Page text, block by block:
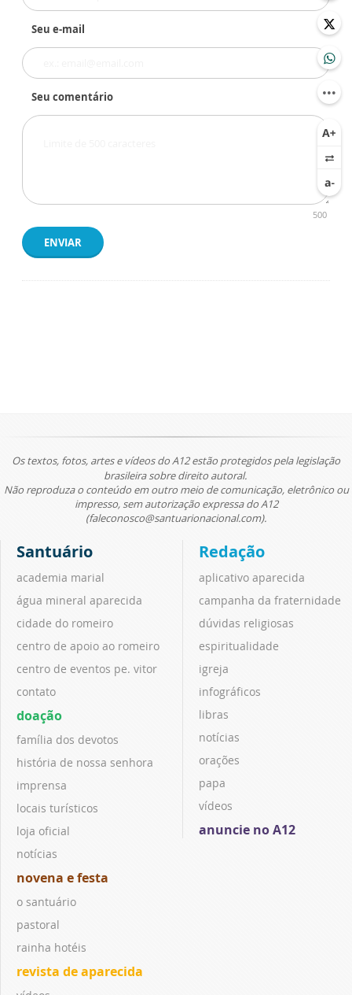
Seu e-mail
Seu comentário
500
ENVIAR
Os textos, fotos, artes e vídeos do A12 estão protegidos pela legislação
brasileira sobre direito autoral.
Não reproduza o conteúdo em outro meio de comunicação, eletrônico ou
impresso, sem autorização expressa do A12
(faleconosco@santuarionacional.com).
Santuário
academia marial
água mineral aparecida
cidade do romeiro
centro de apoio ao romeiro
centro de eventos pe. vitor
contato
doação
família dos devotos
história de nossa senhora
imprensa
locais turísticos
loja oficial
notícias
novena e festa
o santuário
pastoral
rainha hotéis
revista de aparecida
Redação
aplicativo aparecida
campanha da fraternidade
dúvidas religiosas
espiritualidade
igreja
infográficos
libras
notícias
orações
papa
vídeos
anuncie no A12